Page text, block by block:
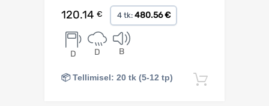
120.14 € 4 tk: 480.56 €
D D B
📦 Tellimisel: 20 tk (5-12 tp)